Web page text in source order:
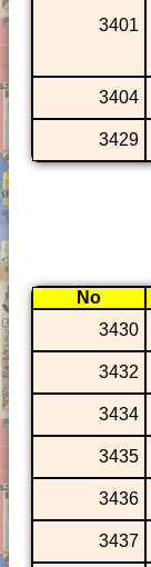
3401
3404
3429
No
3430
3432
3434
3435
3436
3437